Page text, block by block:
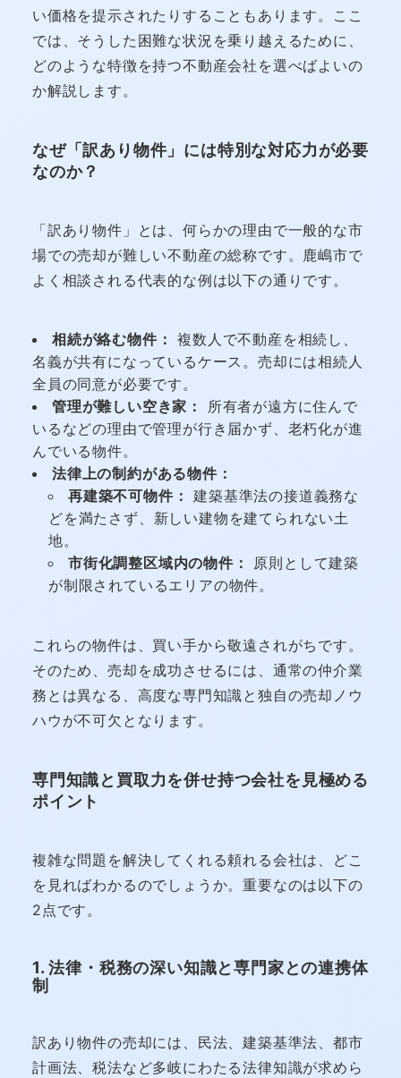
い価格を提示されたりすることもあります。ここ
では、そうした困難な状況を乗り越えるために、
どのような特徴を持つ不動産会社を選べばよいの
か解説します。
なぜ「訳あり物件」には特別な対応力が必要
なのか？
「訳あり物件」とは、何らかの理由で一般的な市
場での売却が難しい不動産の総称です。鹿嶋市で
よく相談される代表的な例は以下の通りです。
相続が絡む物件： 複数人で不動産を相続し、
名義が共有になっているケース。売却には相続人
全員の同意が必要です。
管理が難しい空き家：
所有者が遠方に住んで
いるなどの理由で管理が行き届かず、老朽化が進
んでいる物件。
法律上の制約がある物件：
再建築不可物件： 建築基準法の接道義務な
どを満たさず、新しい建物を建てられない土
地。
市街化調整区域内の物件：
原則として建築
が制限されているエリアの物件。
これらの物件は、買い手から敬遠されがちです。
そのため、売却を成功させるには、通常の仲介業
務とは異なる、高度な専門知識と独自の売却ノウ
ハウが不可欠となります。
専門知識と買取力を併せ持つ会社を見極める
ポイント
複雑な問題を解決してくれる頼れる会社は、どこ
を見ればわかるのでしょうか。重要なのは以下の
2点です。
1. 法律・税務の深い知識と専門家との連携体
制
訳あり物件の売却には、民法、建築基準法、都市
計画法、税法など多岐にわたる法律知識が求めら